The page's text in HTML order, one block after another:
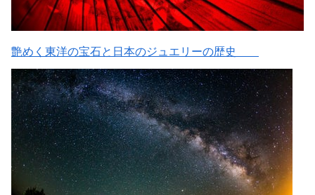
艶めく東洋の宝石と日本のジュエリーの歴史